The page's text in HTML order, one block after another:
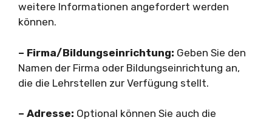
weitere Informationen angefordert werden
können.
– Firma/Bildungseinrichtung: Geben Sie den
Namen der Firma oder Bildungseinrichtung an,
die die Lehrstellen zur Verfügung stellt.
– Adresse: Optional können Sie auch die